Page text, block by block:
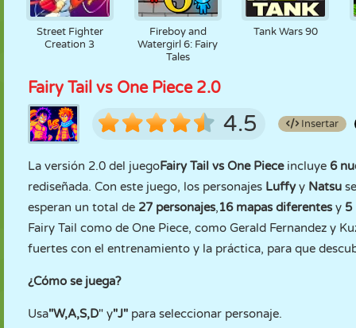
Street Fighter
Creation 3
Fireboy and
Watergirl 6: Fairy
Tales
Tank Wars 90
Fairy Tail vs One Piece 2.0
4.5 Insertar
La versión 2.0 del juegoFairy Tail vs One Pieceincluye 6
rediseñada. Con este juego, los personajes Luffyy Natsu
esperan un total de 27 personajes,16 mapas diferentesy 5
Fairy Tail como de One Piece, como Gerald Fernandez y
fuertes con el entrenamiento y la práctica, para que
¿Cómo se juega?
Usa"W,A,S,D" y"J" para seleccionar personaje.